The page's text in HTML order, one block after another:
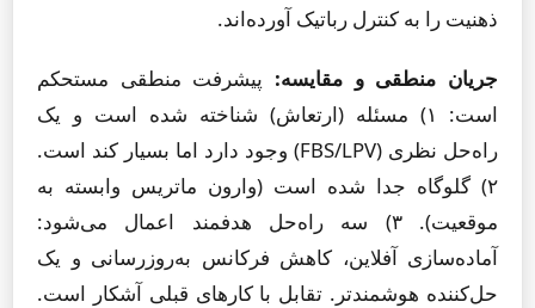
ذهنیت را به کنترل رباتیک آورده‌اند.
جریان منطقی و مقایسه: پیشرفت منطقی مستحکم
است: ۱) مسئله (ارتعاش) شناخته شده است و یک
راه‌حل نظری (FBS/LPV) وجود دارد اما بسیار کند است.
۲) گلوگاه جدا شده است (وارون ماتریس وابسته به
موقعیت). ۳) سه راه‌حل هدفمند اعمال می‌شود:
آماده‌سازی آفلاین، کاهش فرکانس به‌روزرسانی و یک
حل‌کننده هوشمندتر. تقابل با کارهای قبلی آشکار است.